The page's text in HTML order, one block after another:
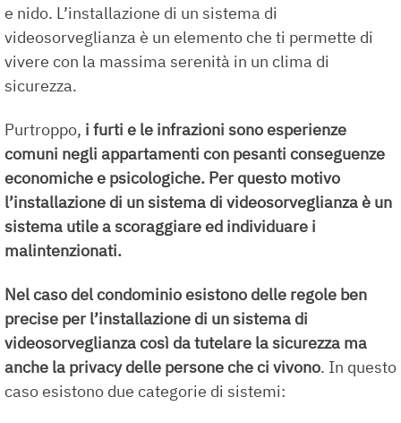
e nido. L’installazione di un sistema di
videosorveglianza è un elemento che ti permette di
vivere con la massima serenità in un clima di
sicurezza.
Purtroppo, i furti e le infrazioni sono esperienze
comuni negli appartamenti con pesanti conseguenze
economiche e psicologiche. Per questo motivo
l’installazione di un sistema di videosorveglianza è un
sistema utile a scoraggiare ed individuare i
malintenzionati.
Nel caso del condominio esistono delle regole ben
precise per l’installazione di un sistema di
videosorveglianza così da tutelare la sicurezza ma
anche la privacy delle persone che ci vivono. In questo
caso esistono due categorie di sistemi: